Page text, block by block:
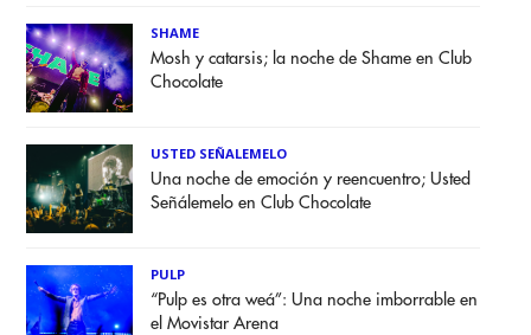
SHAME
Mosh y catarsis; la noche de Shame en Club
Chocolate
USTED SEÑALEMELO
Una noche de emoción y reencuentro; Usted
Señálemelo en Club Chocolate
PULP
“Pulp es otra weá”: Una noche imborrable en
el Movistar Arena